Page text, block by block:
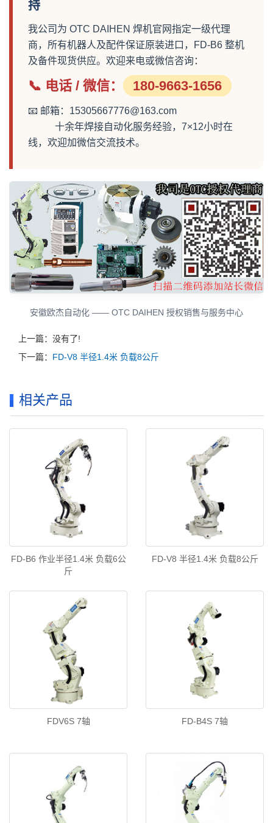
持
我公司为 OTC DAIHEN 焊机官网指定一级代理
商，所有机器人及配件保证原装进口，FD-B6 整机
及备件现货供应。欢迎来电或微信咨询：
📞 电话 / 微信： 180-9663-1656
📧 邮箱：15305667776@163.com
十余年焊接自动化服务经验，7×12小时在
线，欢迎加微信交流技术。
安徽欧杰自动化 —— OTC DAIHEN 授权销售与服务中心
上一篇：没有了!
下一篇： FD-V8 半径1.4米 负载8公斤
相关产品
FD-B6 作业半径1.4米 负载6公
斤
FD-V8 半径1.4米 负载8公斤
FDV6S 7轴 FD-B4S 7轴